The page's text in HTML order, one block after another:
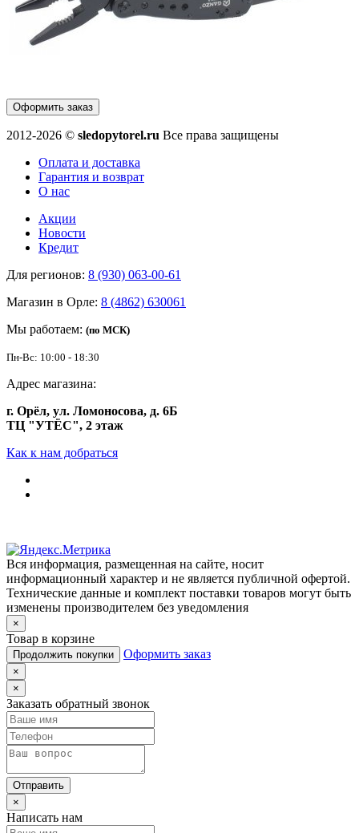
Оформить заказ
2012-2026 © sledopytorel.ru Все права защищены
Оплата и доставка
Гарантия и возврат
О нас
Акции
Новости
Кредит
Для регионов: 8 (930) 063-00-61
Магазин в Орле: 8 (4862) 630061
Мы работаем: (по МСК)
Пн-Вс: 10:00 - 18:30
Адрес магазина:
г. Орёл, ул. Ломоносова, д. 6Б
ТЦ "УТЁС", 2 этаж
Как к нам добраться
Вся информация, размещенная на сайте, носит
информационный характер и не является публичной офертой.
Технические данные и комплект поставки товаров могут быть
изменены производителем без уведомления
×
Товар в корзине
Продолжить покупки Оформить заказ
×
×
Заказать обратный звонок
Отправить
×
Написать нам